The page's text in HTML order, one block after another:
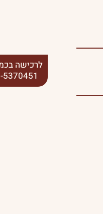
לרכישה
5370451